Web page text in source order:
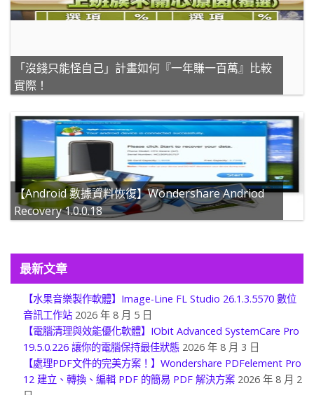
「沒錢只能怪自己」計畫如何『一年賺一百萬』比較
實際！
【Android 數據資料恢復】Wondershare Andriod
Recovery 1.0.0.18
最新文章
【水果音樂製作軟體】Image-Line FL Studio 26.1.3.5570 數位
音訊工作站 2026 年 8 月 5 日
【電腦清理與效能優化軟體】IObit Advanced SystemCare Pro
19.5.0.226 讓你的電腦保持最佳狀態 2026 年 8 月 3 日
【處理PDF文件的完美方案！】Wondershare PDFelement Pro
12 建立、轉換、編輯 PDF 的簡易 PDF 解決方案 2026 年 8 月 2